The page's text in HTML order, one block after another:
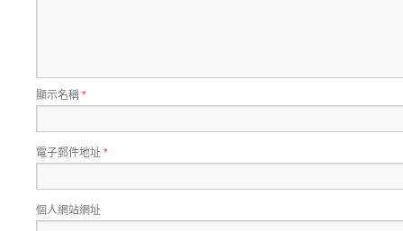
顯示名稱*
電子郵件地址*
個人網站網址